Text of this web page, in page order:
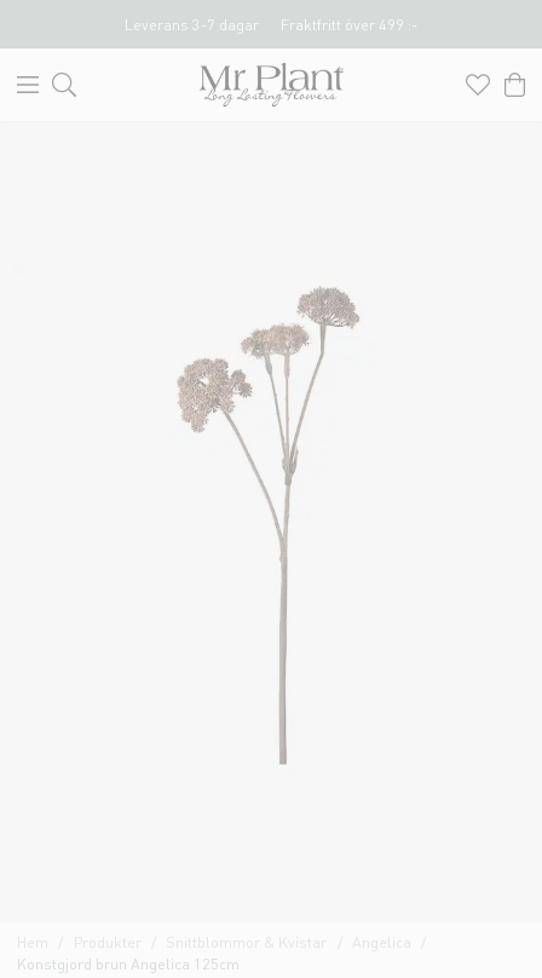
Leverans 3-7 dagar Fraktfritt över 499 :-
Hem Produkter Snittblommor & Kvistar
Konstgjord brun Angelica 125cm